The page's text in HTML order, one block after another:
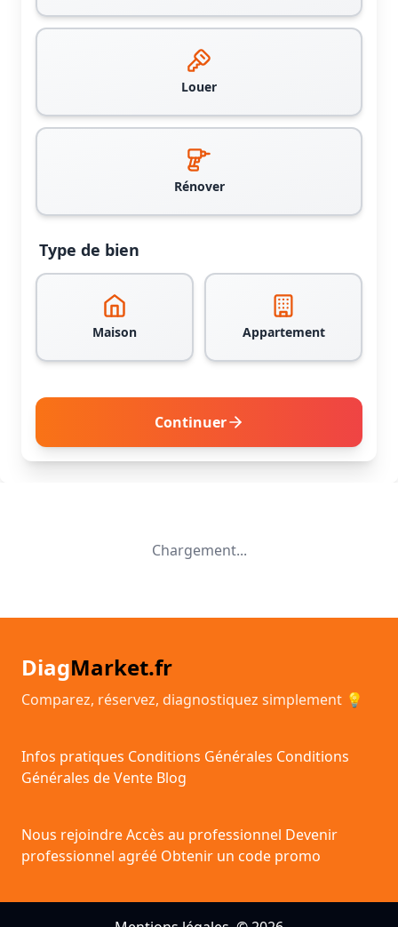
Louer
Rénover
Type de bien
Maison Appartement
Continuer
Chargement...
DiagMarket.fr
Comparez, réservez, diagnostiquez simplement 💡
Infos pratiques Conditions Générales Conditions
Générales de Vente Blog
Nous rejoindreAccès au professionnel Devenir
professionnel agréé Obtenir un code promo